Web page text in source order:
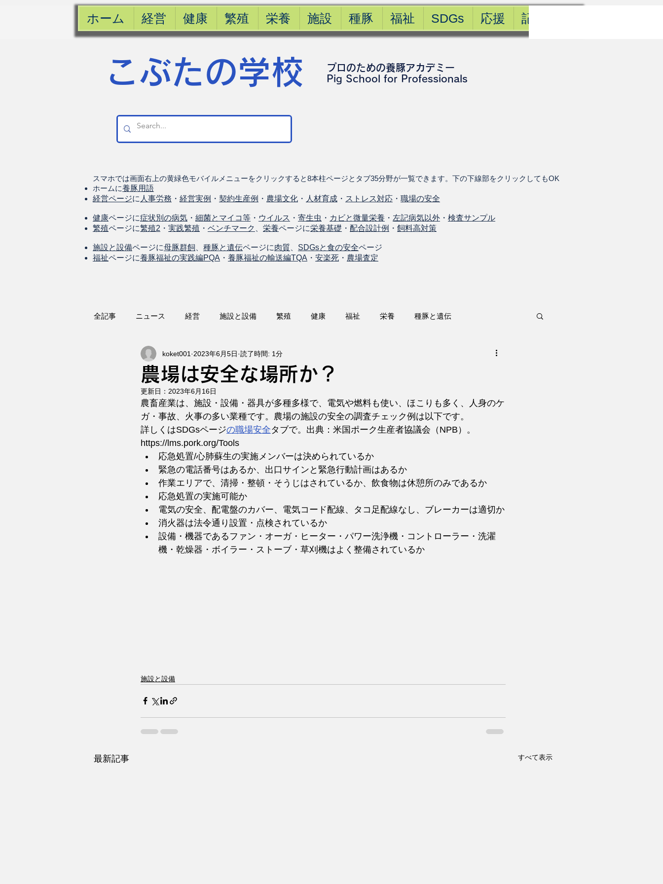
ホーム 経営 健康 繁殖 栄養 施設 種豚 福祉 SDGs 応援 記事一覧
​こぶたの学校
プロのための養豚アカデミー
​Pig School for Professionals
スマホでは画面右上の黄緑色モバイルメニューをクリックすると8本柱ページとタブ35分野が一覧できます。下の下線部をクリックしてもOK
ホームに養豚用語
経営ページに 人事労務 ・ 経営実例 ・ 契約生産例 ・ 農場文化 ・ 人材育成 ・ ストレス対応 ・ 職場の安全
健康ページに症状別の病気 ・ 細菌とマイコ等 ・ ウイルス ・ 寄生虫 ・ カビと微量栄養 ・ 左記病気以外 ・ 検査サンプル
繁殖ページに繁殖2 ・ 実践繁殖 ・ ベンチマーク 栄養ページに栄養基礎 ・ 配合設計例 ・ 飼料高対策
施設と設備ページに母豚群飼 種豚と遺伝ページに肉質 SDGsと食の安全ページ
福祉ページに養豚福祉の実践編PQA ・ 養豚福祉の輸送編TQA ・ 安楽死 ・ 農場査定
全記事 ニュース 経営 施設と設備 繁殖 健康 福祉 栄養 種豚と遺伝
農場は安全な場所か？
koket001 2023年6月5日 読了時間: 1分
更新日： 2023年6月16日
農畜産業は、施設・設備・器具が多種多様で、電気や燃料も使い、ほこりも多く、人身のケ
ガ・事故、火事の多い業種です。農場の施設の安全の調査チェック例は以下です。
詳しくはSDGsページの職場安全タブで。出典：米国ポーク生産者協議会（NPB）。
https://lms.pork.org/Tools
応急処置/心肺蘇生の実施メンバーは決められているか
緊急の電話番号はあるか、出口サインと緊急行動計画はあるか
作業エリアで、清掃・整頓・そうじはされているか、飲食物は休憩所のみであるか
応急処置の実施可能か
電気の安全、配電盤のカバー、電気コード配線、タコ足配線なし、ブレーカーは適切か
消火器は法令通り設置・点検されているか
設備・機器であるファン・オーガ・ヒーター・パワー洗浄機・コントローラー・洗濯
機・乾燥器・ボイラー・ストーブ・草刈機はよく整備されているか
施設と設備
最新記事 すべて表示